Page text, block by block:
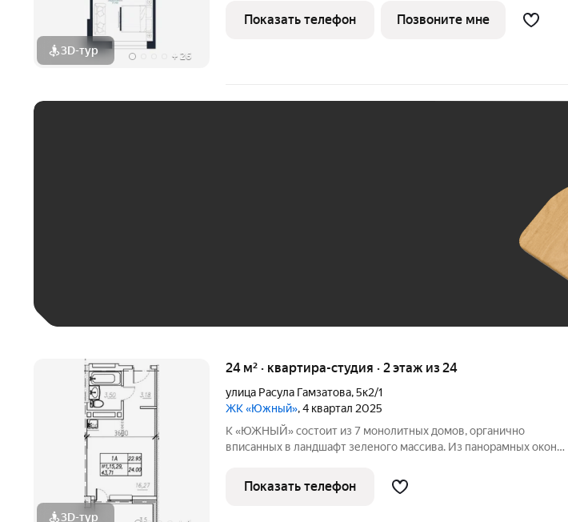
3D-тур + 26
вокруг и самим собой. Почему «Каскада» ваш новый уровень
жизни:
Показать телефон Позвоните мне
3D-тур
24 м² · квартира-студия · 2 этаж из 24
улица Расула Гамзатова,5к2/1
ЖК «Южный», 4 квартал 2025
К «ЮЖНЫЙ» состоит из 7 монолитных домов, органично
вписанных в ландшафт зеленого массива. Из панорамных окон
территория и современная инфраструктура создадут все условия
для вашей
Показать телефон